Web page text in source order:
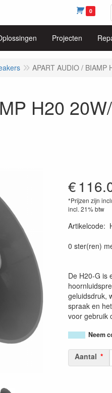
0
Projecten
APART AUDIO / BIAMP
H20
€
*Prijzen zijn
incl. 21% btw
Artikelcode:
0 ster(ren)
De H20-G is
geluidsdruk,
spraak en
voor gebruik
Neem
Aantal